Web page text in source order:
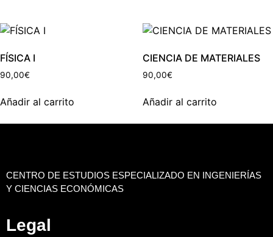
FÍSICA I
90,00€
Añadir al carrito
CIENCIA DE MATERIALES
90,00€
Añadir al carrito
CENTRO DE ESTUDIOS ESPECIALIZADO EN INGENIERÍAS
Y CIENCIAS ECONÓMICAS
Legal